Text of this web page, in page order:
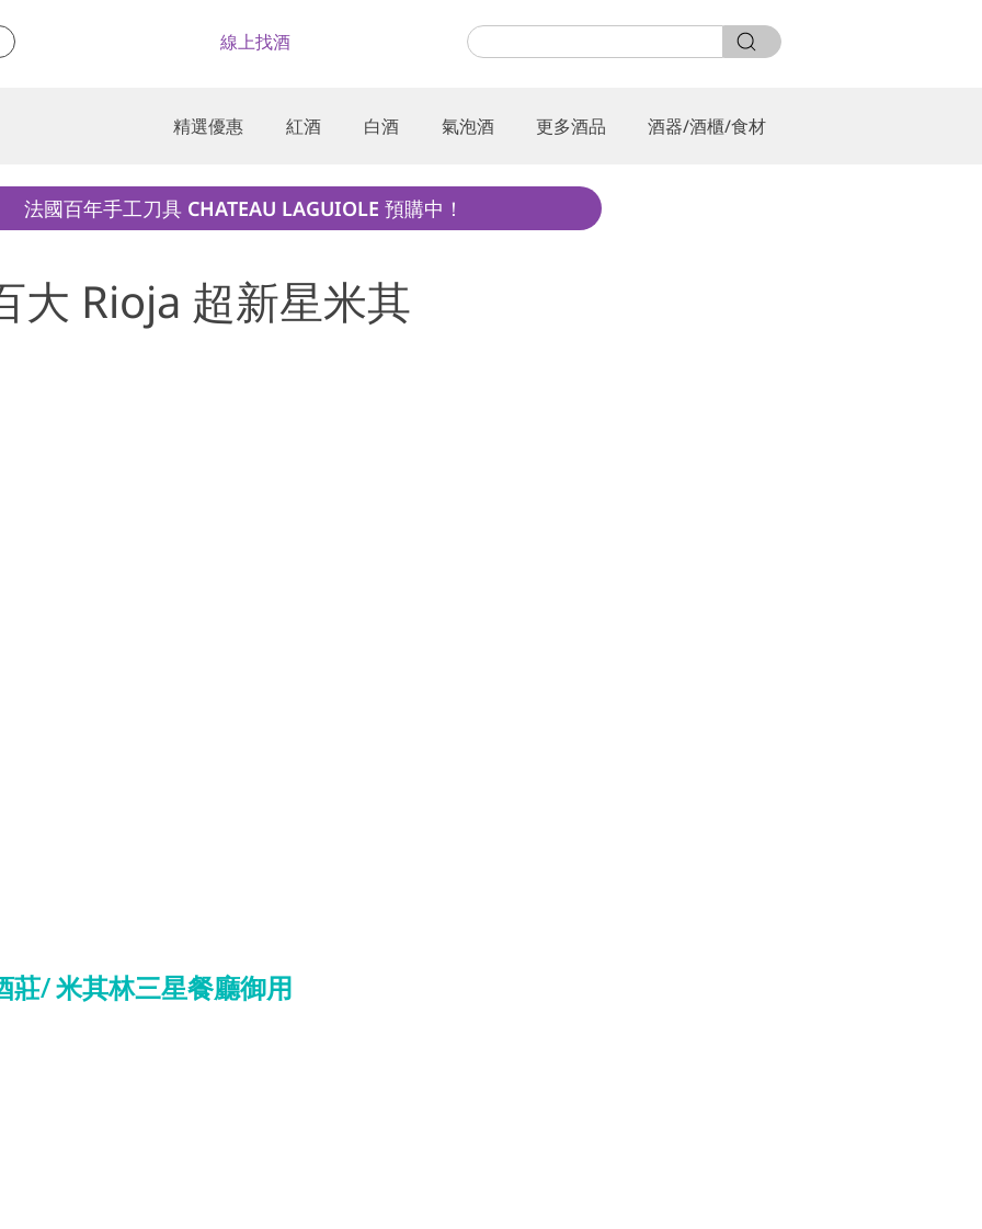
線上找酒
精選優惠 紅酒 白酒 氣泡酒 更多酒品 酒器/酒櫃/食材
法國百年手工刀具 CHATEAU LAGUIOLE 預購中！
大 Rioja 超新星米其
莊/ 米其林三星餐廳御用